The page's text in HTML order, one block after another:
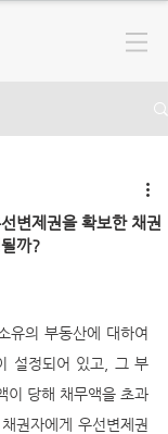
변제권을 확보한 채권
까?
설정되어 있고, 그 부
이 당해 채무액을 초과
권자에게 우선변제권